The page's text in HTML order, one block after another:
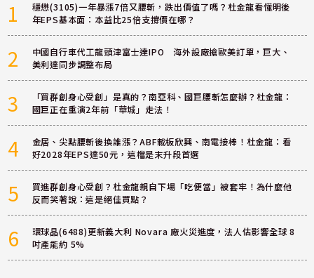
1
穩懋(3105)一年暴漲7倍又腰斬，跌出價值了嗎？杜金龍看懂明後
年EPS基本面：本益比25倍支撐價在哪？
2
中國自行車代工龍頭津富士達IPO 海外設廠搶歐美訂單，巨大、
美利達同步調整布局
3
「買群創身心受創」是真的？南亞科、國巨腰斬怎麼辦？杜金龍：
國巨正在重演2年前「華城」走法！
4
金居、尖點腰斬後換誰漲？ABF載板欣興、南電接棒！杜金龍：看
好2028年EPS達50元，這檔是末升段首選
5
買進群創身心受創？杜金龍親自下場「吃便當」被套牢！為什麼他
反而笑著說：這是絕佳買點？
6
環球晶(6488)更新義大利 Novara 廠火災進度，法人估影響全球 8
吋產能約 5%